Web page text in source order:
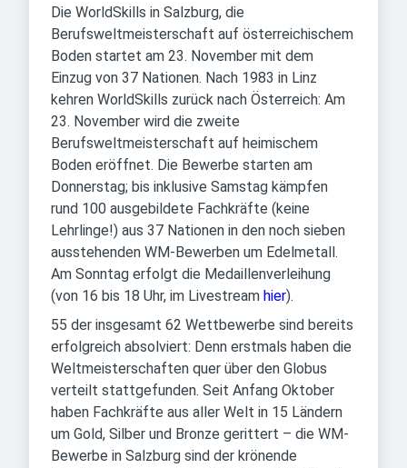
Die WorldSkills in Salzburg, die
Berufsweltmeisterschaft auf österreichischem
Boden startet am 23. November mit dem
Einzug von 37 Nationen. Nach 1983 in Linz
kehren WorldSkills zurück nach Österreich: Am
23. November wird die zweite
Berufsweltmeisterschaft auf heimischem
Boden eröffnet. Die Bewerbe starten am
Donnerstag; bis inklusive Samstag kämpfen
rund 100 ausgebildete Fachkräfte (keine
Lehrlinge!) aus 37 Nationen in den noch sieben
ausstehenden WM-Bewerben um Edelmetall.
Am Sonntag erfolgt die Medaillenverleihung
(von 16 bis 18 Uhr, im Livestream hier).
55 der insgesamt 62 Wettbewerbe sind bereits
erfolgreich absolviert: Denn erstmals haben die
Weltmeisterschaften quer über den Globus
verteilt stattgefunden. Seit Anfang Oktober
haben Fachkräfte aus aller Welt in 15 Ländern
um Gold, Silber und Bronze gerittert – die WM-
Bewerbe in Salzburg sind der krönende